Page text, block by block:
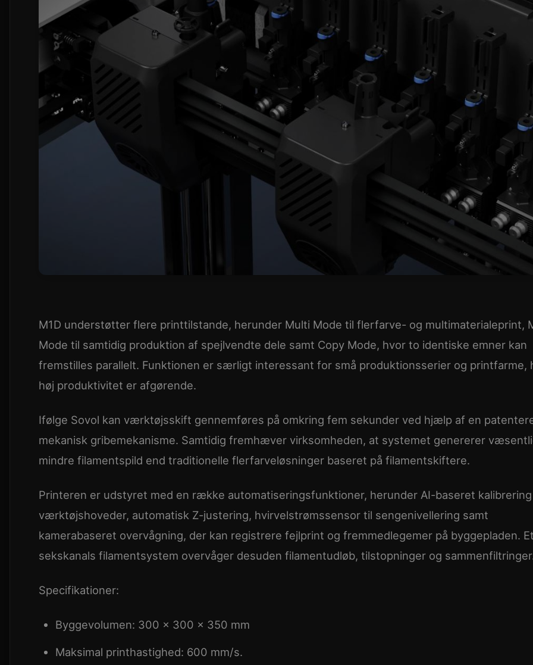
M1D understøtter flere printtilstande, herunder Multi Mode til flerfarve- og multimaterialeprint,
Mode til samtidig produktion af spejlvendte dele samt Copy Mode, hvor to identiske emner kan
fremstilles parallelt. Funktionen er særligt interessant for små produktionsserier og printfarme,
høj produktivitet er afgørende.
Ifølge Sovol kan værktøjsskift gennemføres på omkring fem sekunder ved hjælp af en
mekanisk gribemekanisme. Samtidig fremhæver virksomheden, at systemet genererer
mindre filamentspild end traditionelle flerfarveløsninger baseret på filamentskiftere.
Printeren er udstyret med en række automatiseringsfunktioner, herunder AI-baseret
værktøjshoveder, automatisk Z-justering, hvirvelstrømssensor til sengenivellering samt
kamerabaseret overvågning, der kan registrere fejlprint og fremmedlegemer på byggepladen. Et
sekskanals filamentsystem overvåger desuden filamentudløb, tilstopninger og
Specifikationer:
Byggevolumen: 300 × 300 × 350 mm
Maksimal printhastighed: 600 mm/s.